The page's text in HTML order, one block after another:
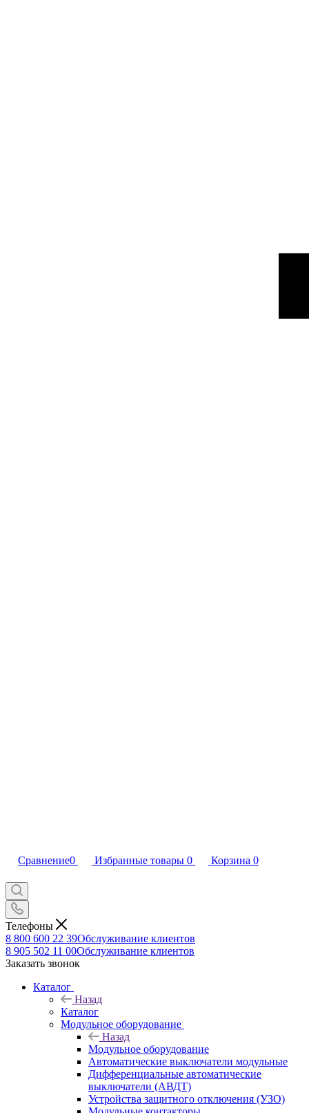
Сравнение0 Избранные товары 0 Корзина 0
Телефоны
8 800 600 22 39Обслуживание клиентов
8 905 502 11 00Обслуживание клиентов
Заказать звонок
Каталог
Назад
Каталог
Модульное оборудование
Назад
Модульное оборудование
Автоматические выключатели модульные
Дифференциальные автоматические
выключатели (АВДТ)
Устройства защитного отключения (УЗО)